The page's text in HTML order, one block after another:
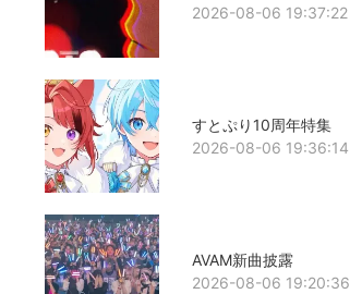
2026-08-06 19:37:22
すとぷり10周年特集
2026-08-06 19:36:14
AVAM新曲披露
2026-08-06 19:20:36